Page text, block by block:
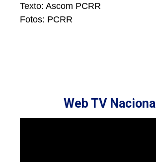
Texto: Ascom PCRR
Fotos: PCRR
Web TV Nacional